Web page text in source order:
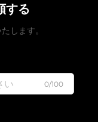
する
します。
0/100